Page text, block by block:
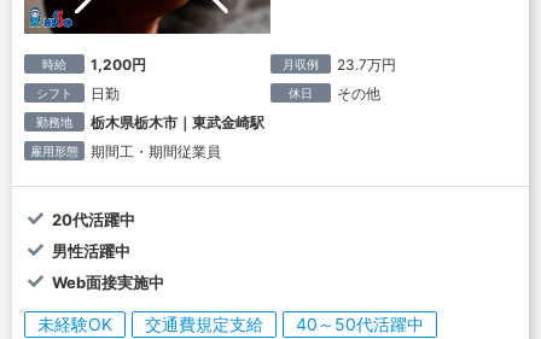
時給 1,200円 月収例 23.7万円
シフト 日勤 休日 その他
勤務地 栃木県栃木市｜東武金崎駅
雇用形態 期間工・期間従業員
20代活躍中
男性活躍中
Web面接実施中
未経験OK 交通費規定支給
40～50代活躍中